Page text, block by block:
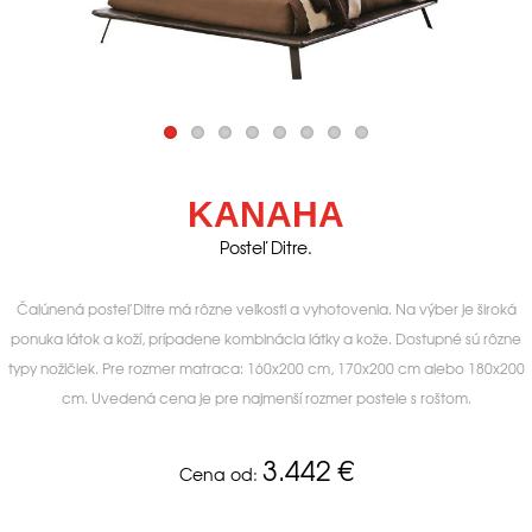
KANAHA
Posteľ Ditre.
Čalúnená posteľ Ditre má rôzne veľkosti a vyhotovenia. Na výber je široká
ponuka látok a koží, prípadene kombinácia látky a kože. Dostupné sú rôzne
typy nožičiek. Pre rozmer matraca: 160x200 cm, 170x200 cm alebo 180x200
cm. Uvedená cena je pre najmenší rozmer postele s roštom.
Cena od: 3.442€